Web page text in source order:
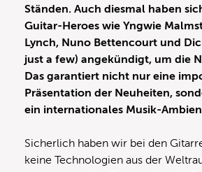
Ständen. Auch diesmal haben
Guitar-Heroes wie Yngwie
Lynch, Nuno Bettencourt und
just a few) angekündigt, um die
Das garantiert nicht nur eine
Präsentation der Neuheiten,
ein internationales Musik-
Sicherlich haben wir bei den
keine Technologien aus der